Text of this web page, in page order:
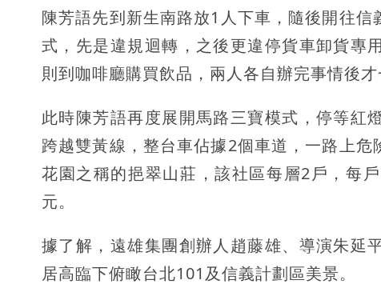
陳芳語先到新生南路放1人下車，隨後開往
式，先是違規迴轉，之後更違停貨車卸貨專
則到咖啡廳購買飲品，兩人各自辦完事情後才
此時陳芳語再度展開馬路三寶模式，停等紅
跨越雙黃線，整台車佔據2個車道，一路上
花園之稱的挹翠山莊，該社區每層2戶，每
元。
據了解，遠雄集團創辦人趙藤雄、導演朱延
居高臨下俯瞰台北101及信義計劃區美景。